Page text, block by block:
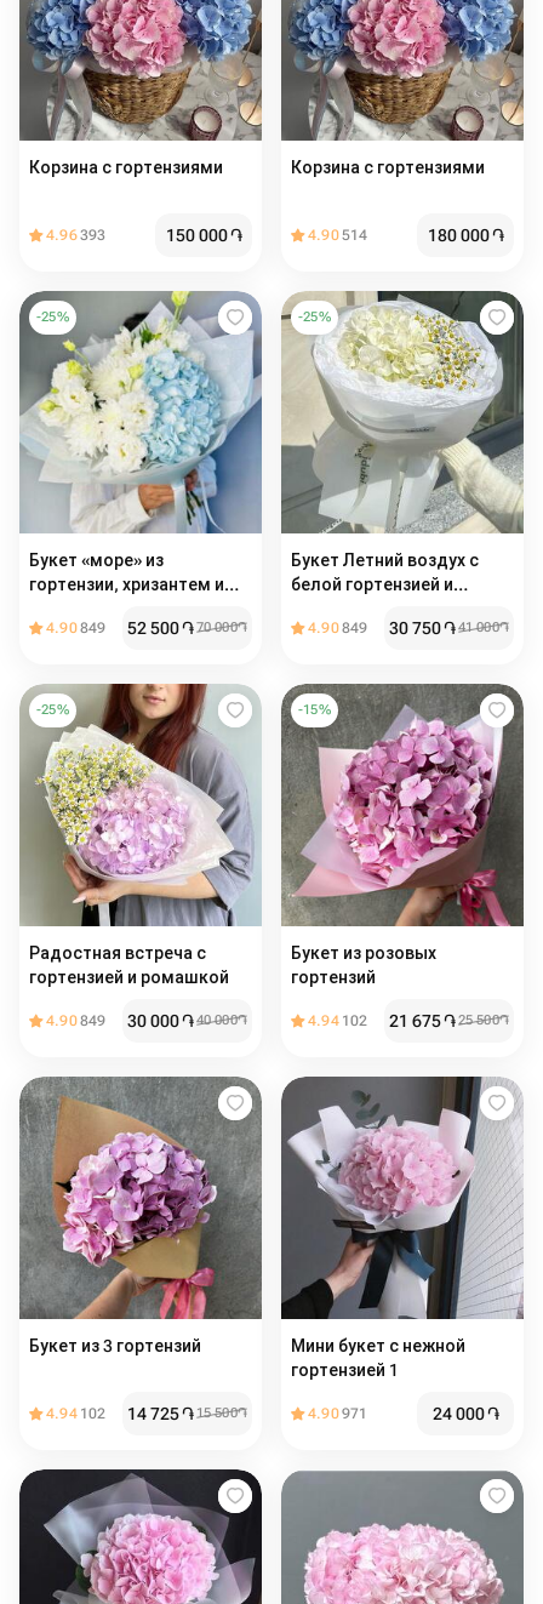
Корзина с гортензиями
4.96393 150 000֏
Корзина с гортензиями
4.90514 180 000֏
-25%
Букет «море» из
гортензии, хризантем и
4.90849 52 500֏70 000֏
-25%
Букет Летний воздух с
белой гортензией и
4.90849 30 750֏41 000֏
-25%
Радостная встреча с
гортензией и ромашкой
4.90849 30 000֏40 000֏
-15%
Букет из розовых
гортензий
4.94 102 21 675֏25 500֏
Букет из 3 гортензий
4.94 102 14 725֏15 500֏
Мини букет с нежной
гортензией 1
4.90971 24 000֏